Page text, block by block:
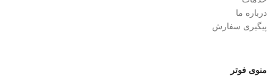
درباره ما
پیگیری سفارش
منوی فوتر